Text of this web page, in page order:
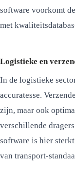
software voorkomt
met
Logistieke en
In de logistieke
accuratesse.
zijn, maar ook
verschillende
software is hier
van transport-